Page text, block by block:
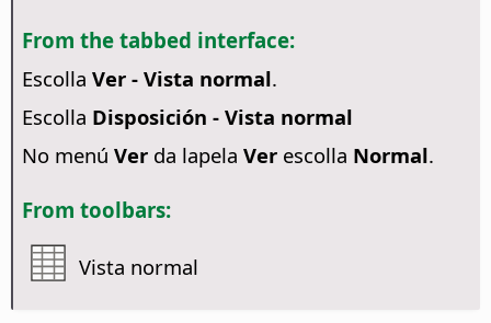
From the tabbed interface:
Escolla Ver - Vista normal.
Escolla Disposición - Vista normal
No menú Verda lapela Verescolla Normal.
From toolbars:
Vista normal